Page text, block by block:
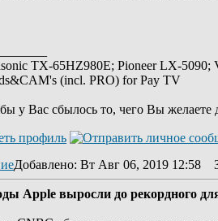
TX-65HZ980E; Pioneer LX-
(incl. PRO) for Pay TV
у Вас сбылось то, чего Вы желаете
Добавлено: Вт Авг 06, 2019 12:58
Apple выросли до рекордного